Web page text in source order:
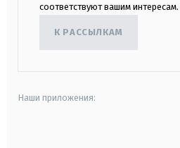
соответствуют вашим интересам.
К РАССЫЛКАМ
Наши приложения: